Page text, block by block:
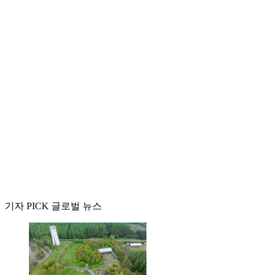
기자 PICK 글로벌 뉴스